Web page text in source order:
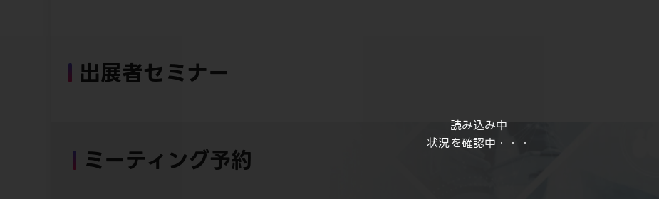
読み込み中
状況を確認中・・・
出展者セミナー
ミーティング予約